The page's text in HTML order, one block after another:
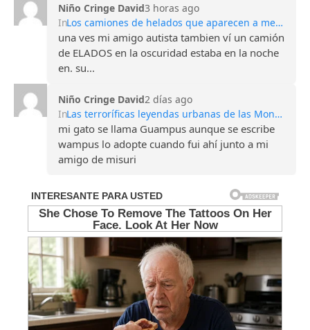
Niño Cringe David3 horas ago
In
Los camiones de helados que aparecen a medianoche: la oscura leyenda de los niños desaparecidos
una ves mi amigo autista tambien ví un camión
de ELADOS en la oscuridad estaba en la noche
en. su...
Niño Cringe David2 días ago
In
Las terroríficas leyendas urbanas de las Montañas Apalaches
mi gato se llama Guampus aunque se escribe
wampus lo adopte cuando fui ahí junto a mi
amigo de misuri